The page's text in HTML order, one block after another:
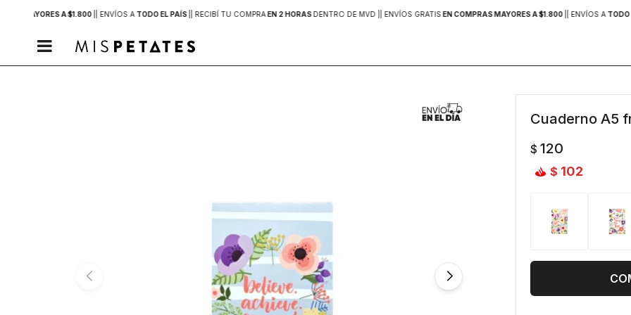
MAYORES A $1.800 | ENVÍOS A TODO EL PAÍS | RECIBÍ TU COMPRAEN 2 HORASDENTRO DE MVD | | ENVÍOS GRATISEN COMPRAS MAYORES A $1.800 | ENVÍOS A TODO

Cuaderno A5
$ 120
$ 102